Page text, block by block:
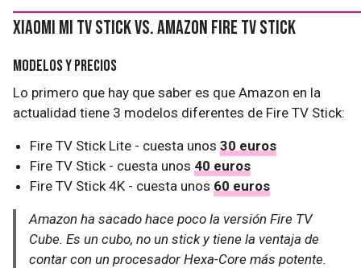
Xiaomi Mi TV Stick Vs. Amazon Fire TV Stick
Modelos y precios
Lo primero que hay que saber es que Amazon en la
actualidad tiene 3 modelos diferentes de Fire TV Stick:
Fire TV Stick Lite - cuesta unos30 euros
Fire TV Stick - cuesta unos 40 euros
Fire TV Stick 4K - cuesta unos 60 euros
Amazon ha sacado hace poco la versión Fire TV
Cube. Es un cubo, no un stick y tiene la ventaja de
contar con un procesador Hexa-Core más potente.